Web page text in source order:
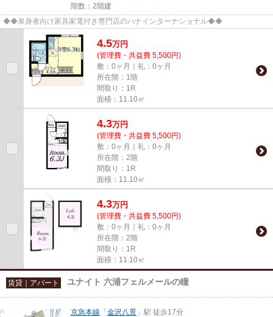
階数：2階建
◆◆単身者向け家具家電付き専門店のハナインターナショナル◆◆
4.5万円
(管理費・共益費 5,500円)
敷：0ヶ月｜礼：0ヶ月
所在階：1階
間取り：1R
面積：11.10㎡
4.3万円
(管理費・共益費 5,500円)
敷：0ヶ月｜礼：0ヶ月
所在階：2階
間取り：1R
面積：11.10㎡
4.3万円
(管理費・共益費 5,500円)
敷：0ヶ月｜礼：0ヶ月
所在階：2階
間取り：1R
面積：11.10㎡
賃貸｜アパート ユナイト 六浦フェルメールの瞳
京急本線 「 金沢八景 」駅 徒歩17分